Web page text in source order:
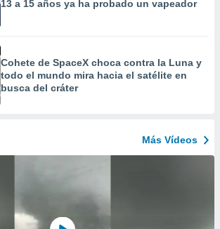
13 a 15 años ya ha probado un vapeador
Cohete de SpaceX choca contra la Luna y
todo el mundo mira hacia el satélite en
busca del cráter
Más Vídeos